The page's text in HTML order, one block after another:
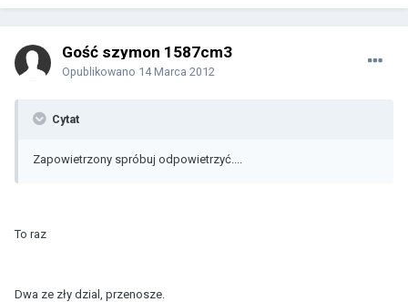
Gość szymon 1587cm3
Opublikowano 14 Marca 2012
Cytat
Zapowietrzony spróbuj odpowietrzyć....
To raz
Dwa ze zły dzial, przenosze.